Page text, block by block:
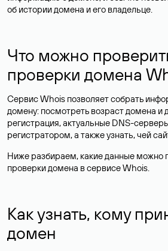
об истории домена и его владельце.
Что можно
проверки домена
Сервис Whois позволяет собрать
домену: посмотреть возраст домена и
регистрация, актуальные DNS-
регистратором, а также узнать, чей
Ниже разбираем, какие данные можно
проверки домена в сервисе Whois.
Как узнать, кому
домен